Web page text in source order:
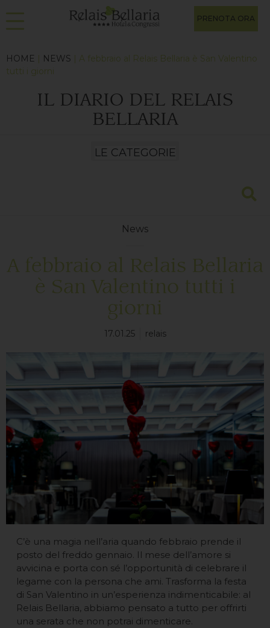
PRENOTA ORA
HOME | NEWS | A febbraio al Relais Bellaria è San Valentino
tutti i giorni
IL DIARIO DEL RELAIS
BELLARIA
News
A febbraio al Relais Bellaria
è San Valentino tutti i
giorni
17.01.25 relais
C’è una magia nell’aria quando febbraio prende il
posto del freddo gennaio. Il mese dell’amore si
avvicina e porta con sé l’opportunità di celebrare il
legame con la persona che ami. Trasforma la festa
di San Valentino in un’esperienza indimenticabile: al
Relais Bellaria, abbiamo pensato a tutto per offrirti
una serata che non potrai dimenticare.